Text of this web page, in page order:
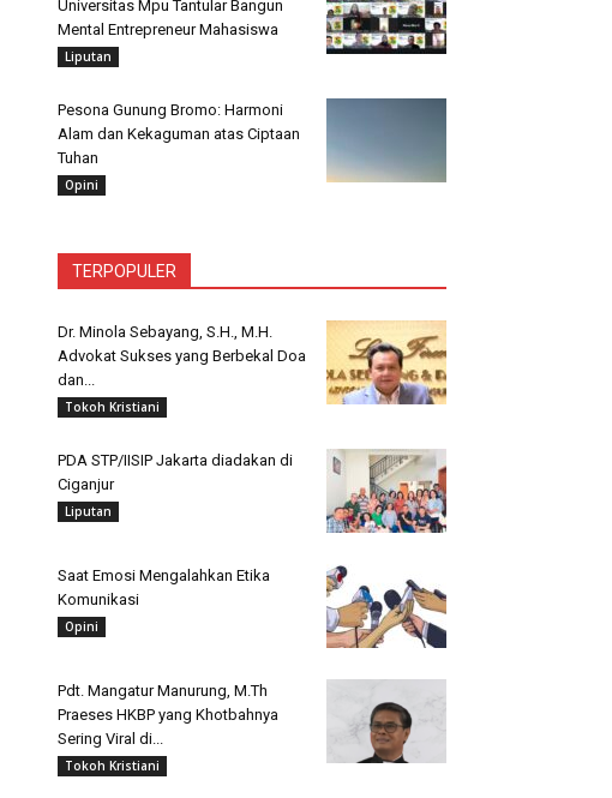
Universitas Mpu Tantular Bangun
Mental Entrepreneur Mahasiswa
Liputan
Pesona Gunung Bromo: Harmoni
Alam dan Kekaguman atas Ciptaan
Tuhan
Opini
TERPOPULER
Dr. Minola Sebayang, S.H., M.H.
Advokat Sukses yang Berbekal Doa
dan...
Tokoh Kristiani
PDA STP/IISIP Jakarta diadakan di
Ciganjur
Liputan
Saat Emosi Mengalahkan Etika
Komunikasi
Opini
Pdt. Mangatur Manurung, M.Th
Praeses HKBP yang Khotbahnya
Sering Viral di...
Tokoh Kristiani